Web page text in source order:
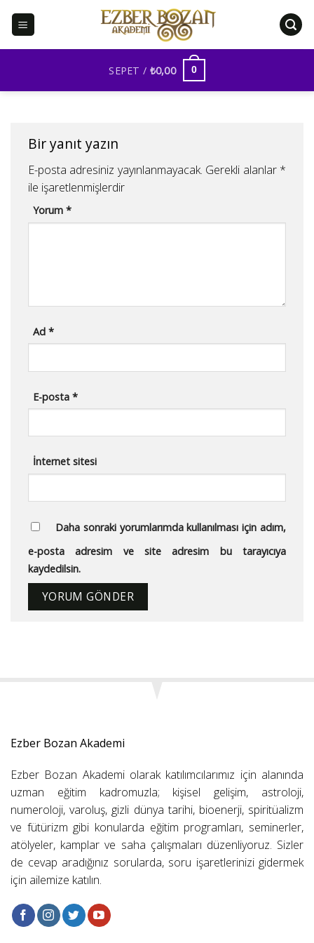
SEPET / ₺0,00 0
Bir yanıt yazın
E-posta adresiniz yayınlanmayacak. Gerekli alanlar *
ile işaretlenmişlerdir
Yorum*
Ad*
E-posta*
İnternet sitesi
Daha sonraki yorumlarımda kullanılması için adım,
e-posta adresim ve site adresim bu tarayıcıya
kaydedilsin.
Ezber Bozan Akademi
Ezber Bozan Akademi olarak katılımcılarımız için alanında
uzman eğitim kadromuzla; kişisel gelişim, astroloji,
numeroloji, varoluş, gizli dünya tarihi, bioenerji, spiritüalizm
ve fütürizm gibi konularda eğitim programları, seminerler,
atölyeler, kamplar ve saha çalışmaları düzenliyoruz. Sizler
de cevap aradığınız sorularda, soru işaretlerinizi gidermek
için ailemize katılın.